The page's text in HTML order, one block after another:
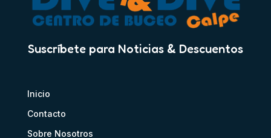
Suscríbete para Noticias & Descuentos
Inicio
Contacto
Sobre Nosotros